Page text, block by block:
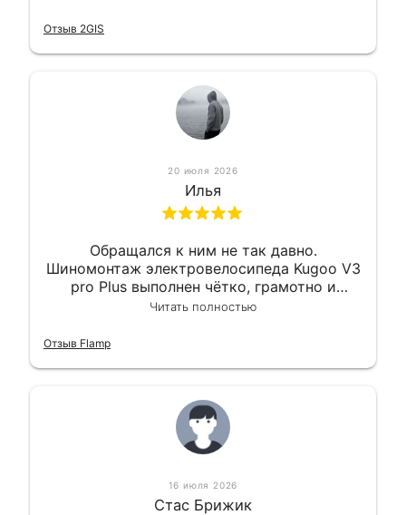
Отзыв 2GIS
20 июля 2026
Илья
Обращался к ним не так давно.
Шиномонтаж электровелосипеда Kugoo V3
pro Plus выполнен чётко, грамотно и
квалифицированно. Всё сделано
Читать полностью
Отзыв Flamp
16 июля 2026
Стас Брижик